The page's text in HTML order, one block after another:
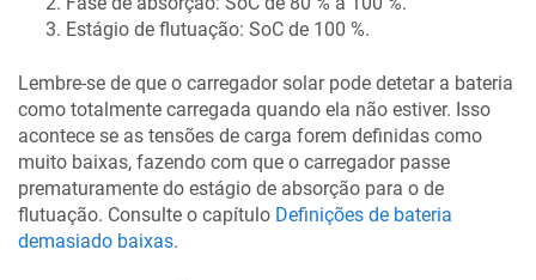
Estágio de flutuação: SoC de 100 %.
Lembre-se de que o carregador solar pode detetar a bateria
como totalmente carregada quando ela não estiver. Isso
acontece se as tensões de carga forem definidas como
muito baixas, fazendo com que o carregador passe
prematuramente do estágio de absorção para o de
flutuação. Consulte o capítulo Definições de bateria
demasiado baixas.